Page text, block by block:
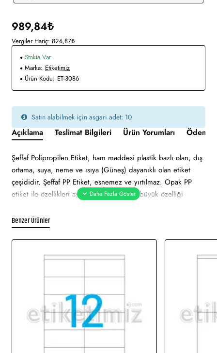
989,84₺
Vergiler Hariç: 824,87₺
Stokta Var
Marka: Etiketimiz
Ürün Kodu: ET-3086
Satın alabilmek için asgari adet: 10
Açıklama Teslimat Bilgileri Ürün Yorumları Ödeme
Şeffaf Polipropilen Etiket, ham maddesi plastik bazlı olan, dış
ortama, suya, neme ve ısıya (Güneş) dayanıklı olan etiket
çeşididir. Şeffaf PP Etiket, esnemez ve yırtılmaz. Opak PP
etiket ile özellikleri aynıdır. Bu etiketi en büyük özelliği
yüzeyi kapatmamasıdır. Şeffaf PP Etiket‘e, termal transfer
yöntemiyle baskı alınmaktadır.
1 paket 25 sayfadır. Üretim süresi 3 iş günüdür.
Benzer Ürünler